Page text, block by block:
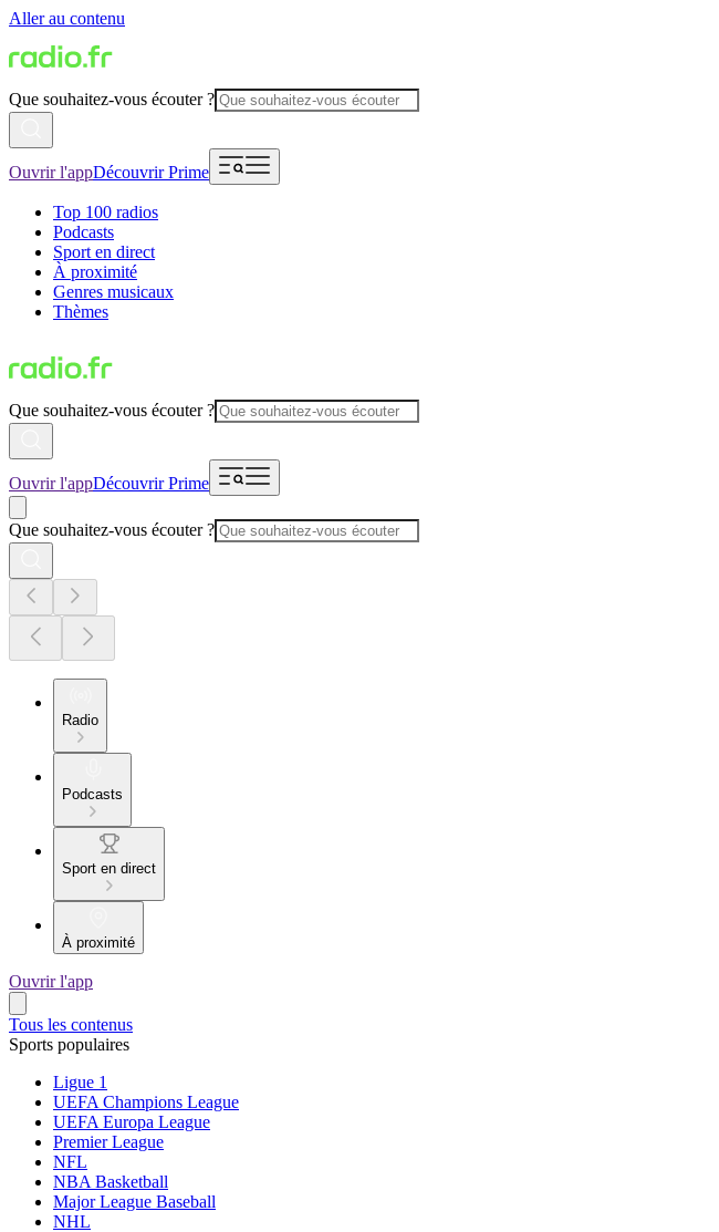
Aller au contenu
Que souhaitez-vous écouter ?
Ouvrir l'appDécouvrir Prime
Top 100 radios
Podcasts
Sport en direct
À proximité
Genres musicaux
Thèmes
Que souhaitez-vous écouter ?
Ouvrir l'appDécouvrir Prime
Que souhaitez-vous écouter ?
Radio
Podcasts
Sport en direct
À proximité
Ouvrir l'app
Tous les contenus
Sports populaires
Ligue 1
UEFA Champions League
UEFA Europa League
Premier League
NFL
NBA Basketball
Major League Baseball
NHL